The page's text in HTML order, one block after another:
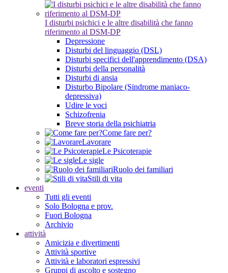
I disturbi psichici e le altre disabilità che fanno
riferimento al DSM-DP
Depressione
Disturbi del linguaggio (DSL)
Disturbi specifici dell'apprendimento (DSA)
Disturbi della personalità
Disturbi di ansia
Disturbo Bipolare (Sindrome maniaco-
depressiva)
Udire le voci
Schizofrenia
Breve storia della psichiatria
Come fare per?
Lavorare
Le Psicoterapie
Le sigle
Ruolo dei familiari
Stili di vita
eventi
Tutti gli eventi
Solo Bologna e prov.
Fuori Bologna
Archivio
attività
Amicizia e divertimenti
Attività sportive
Attività e laboratori espressivi
Gruppi di ascolto e sostegno